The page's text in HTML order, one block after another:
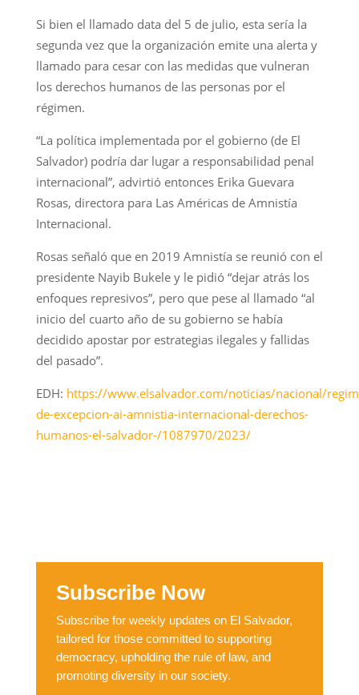
Si bien el llamado data del 5 de julio, esta sería la
segunda vez que la organización emite una alerta y
llamado para cesar con las medidas que vulneran
los derechos humanos de las personas por el
régimen.
“La política implementada por el gobierno (de El
Salvador) podría dar lugar a responsabilidad penal
internacional”, advirtió entonces Erika Guevara
Rosas, directora para Las Américas de Amnistía
Internacional.
Rosas señaló que en 2019 Amnistía se reunió con el
presidente Nayib Bukele y le pidió “dejar atrás los
enfoques represivos”, pero que pese al llamado “al
inicio del cuarto año de su gobierno se había
decidido apostar por estrategias ilegales y fallidas
del pasado”.
EDH: https://www.elsalvador.com/noticias/nacional/
de-excepcion-ai-amnistia-internacional-derechos-
humanos-el-salvador-/1087970/2023/
Subscribe Now
Subscribe for weekly updates on El Salvador,
tailored for those committed to supporting
democracy, upholding the rule of law, and
promoting diversity in our society.